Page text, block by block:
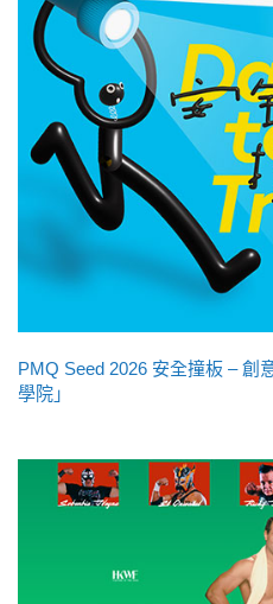
PMQ Seed 2026 安全撞板 – 創
學院」